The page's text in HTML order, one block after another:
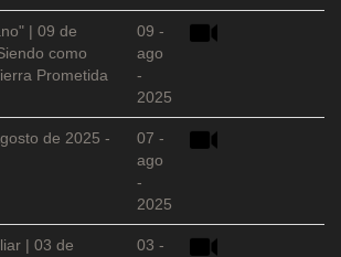
| 09 de
como
Prometida
09 -
ago
-
2025
de 2025 -
07 -
ago
-
2025
| 03 de
03 -